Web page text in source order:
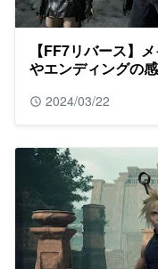
【FF7リバース】
やエンディングの
2024/03/22